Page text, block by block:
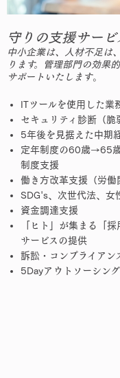
守りの支援サービ
中小企業は、人材不足は
ります。管理部門の効果
サポートいたします。
ITツールを使用した
セキュリティ診断（脆
5年後を見据えた中期
定年制度の60歳→65
制度支援
働き方改革支援（労働
SDG's、次世代法、女
資金調達支援
「ヒト」が集まる「
サービスの提供
訴訟・コンプライアン
5Dayアウトソーシング